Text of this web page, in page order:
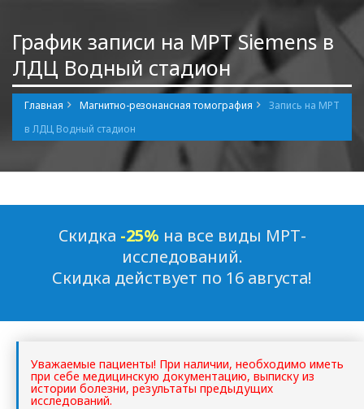
График записи на МРТ Siemens в
ЛДЦ Водный стадион
Главная Магнитно-резонансная томография
Запись на МРТ
в ЛДЦ Водный стадион
Cкидка -25% на все виды МРТ-
исследований.
Скидка действует по 16 августа!
Уважаемые пациенты! При наличии, необходимо иметь
при себе медицинскую документацию, выписку из
истории болезни, результаты предыдущих
исследований.